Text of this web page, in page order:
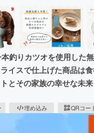
釣りカツオを使用した
イスで仕上げた商品は
とその家族の幸せな未来
埋め込み QRコー